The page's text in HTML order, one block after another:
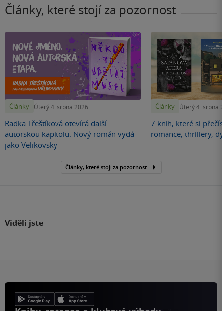
Články, které stojí za pozornost
Články Úterý 4. srpna 2026
Radka Třeštíková otevírá další
autorskou kapitolu. Nový román vydá
jako Velikovsky
Články Úterý 4. srpna
7 knih, které si
romance, thrillery,
Články, které stojí za pozornost
Viděli jste